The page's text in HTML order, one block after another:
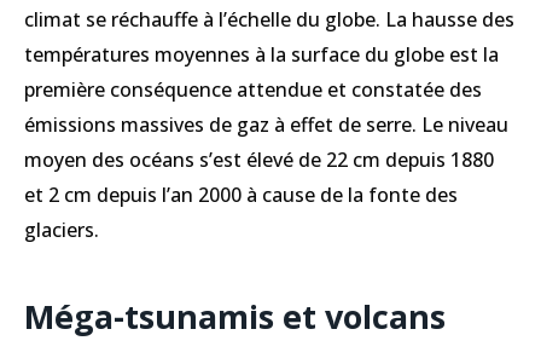
climat se réchauffe à l’échelle du globe. La hausse des
températures moyennes à la surface du globe est la
première conséquence attendue et constatée des
émissions massives de gaz à effet de serre. Le niveau
moyen des océans s’est élevé de 22 cm depuis 1880
et 2 cm depuis l’an 2000 à cause de la fonte des
glaciers.
Méga-tsunamis et volcans